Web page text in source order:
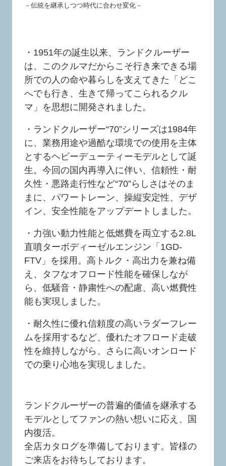
－伝統を継承しつつ時代に合わせ変化－
・1951年の誕生以来、ランドクルーザー
は、このクルマだからこそ行き来できる場
所での人の命や暮らしを支えてきた「どこ
へでも行き、生きて帰ってこられるクル
マ」を思想に開発されました。
・ランドクルーザー“70”シリーズは1984年
に、業務用途や過酷な環境での使用を主体
とするヘビーデューティーモデルとして誕
生。今回の国内再導入に伴い、信頼性・耐
久性・悪路走行性など“70”らしさはそのま
まに、パワートレーン、操縦安定性、デザ
イン、安全性能をアップデートしました。
・力強い動力性能と低燃費を両立する2.8L
直噴ターボディーゼルエンジン「1GD-
FTV」を採用。高トルク・高出力を兼ね備
え、タフなオフロード性能を確保しなが
ら、低騒音・静粛性への配慮、高い燃費性
能も実現しました。
・耐久性に優れ信頼度の高いラダーフレー
ムを採用するなど、優れたオフロード走破
性を維持しながら、さらに高いオンロード
での乗り心地を実現しました。
ランドクルーザーの普遍的価値を継承する
モデルとしてファンの熱い想いに応え、国
内復活。
全店カタログを準備しております。皆様の
ご来店をお待ちしております。